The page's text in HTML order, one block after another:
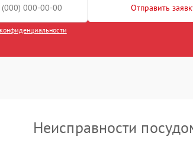
Отправить
Неисправности